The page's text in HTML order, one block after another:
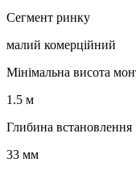
Сегмент ринку
малий комерційний
Мінімальна висота
1.5 м
Глибина встановлення
33 мм